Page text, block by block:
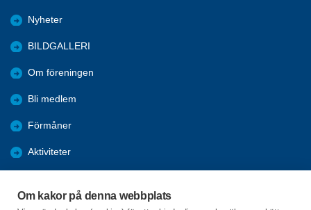
Om kakor på denna webbplats
Nyheter
BILDGALLERI
Om föreningen
Bli medlem
Förmåner
Aktiviteter
Digitala tips